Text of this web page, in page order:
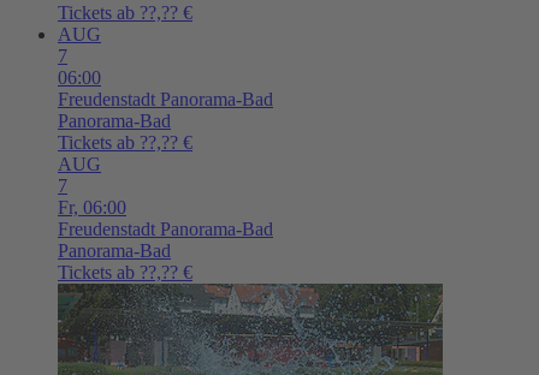
Tickets ab ??,?? €
AUG
7
06:00
Freudenstadt Panorama-Bad
Panorama-Bad
Tickets ab ??,?? €
AUG
7
Fr, 06:00
Freudenstadt Panorama-Bad
Panorama-Bad
Tickets ab ??,?? €